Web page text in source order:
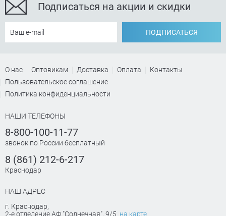
Подписаться на акции и скидки
ПОДПИСАТЬСЯ
О нас Оптовикам Доставка Оплата
Контакты
Пользовательское соглашение
Политика конфиденциальности
НАШИ ТЕЛЕФОНЫ
8-800-100-11-77
звонок по России бесплатный
8 (861) 212-6-217
Краснодар
НАШ АДРЕС
г. Краснодар,
2-е отделение АФ "Солнечная", 9/5 на карте